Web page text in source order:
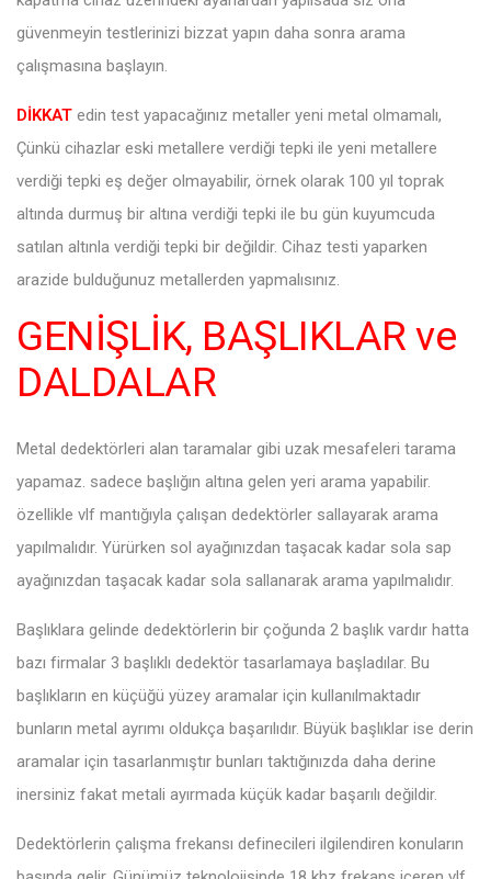
güvenmeyin testlerinizi bizzat yapın daha sonra arama
çalışmasına başlayın.
DİKKAT edin test yapacağınız metaller yeni metal olmamalı,
Çünkü cihazlar eski metallere verdiği tepki ile yeni metallere
verdiği tepki eş değer olmayabilir, örnek olarak 100 yıl toprak
altında durmuş bir altına verdiği tepki ile bu gün kuyumcuda
satılan altınla verdiği tepki bir değildir. Cihaz testi yaparken
arazide bulduğunuz metallerden yapmalısınız.
GENİŞLİK, BAŞLIKLAR ve
DALDALAR
Metal dedektörleri alan taramalar gibi uzak mesafeleri tarama
yapamaz. sadece başlığın altına gelen yeri arama yapabilir.
özellikle vlf mantığıyla çalışan dedektörler sallayarak arama
yapılmalıdır. Yürürken sol ayağınızdan taşacak kadar sola sap
ayağınızdan taşacak kadar sola sallanarak arama yapılmalıdır.
Başlıklara gelinde dedektörlerin bir çoğunda 2 başlık vardır hatta
bazı firmalar 3 başlıklı dedektör tasarlamaya başladılar. Bu
başlıkların en küçüğü yüzey aramalar için kullanılmaktadır
bunların metal ayrımı oldukça başarılıdır. Büyük başlıklar ise derin
aramalar için tasarlanmıştır bunları taktığınızda daha derine
inersiniz fakat metali ayırmada küçük kadar başarılı değildir.
Dedektörlerin çalışma frekansı definecileri ilgilendiren konuların